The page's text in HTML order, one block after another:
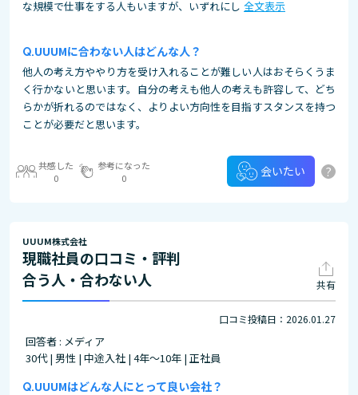
な規模で仕事をする人もいますが、いずれにし 全文表示
UUUMに合わない人はどんな人？
他人の考え方ややり方を受け入れることが難しい人はおそらくうま
く行かないと思います。自分の考えも他人の考えも許容して、どち
らかが折れるのではなく、よりよい方向性を目指すスタンスを持つ
ことが必要だと思います。
共感した
0
参考になった
0
会いたい ?
UUUM株式会社
現職社員の口コミ・評判
合う人・合わない人
共有
口コミ投稿日：2026.01.27
回答者 : メディア
30代 | 男性 | 中途入社 | 4年～10年 | 正社員
UUUMはどんな人にとって良い会社？